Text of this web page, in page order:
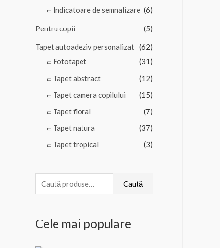
Indicatoare de semnalizare (6)
Pentru copii (5)
Tapet autoadeziv personalizat
(62)
Fototapet
(31)
Tapet abstract
(12)
Tapet camera copilului
(15)
Tapet floral
(7)
Tapet natura
(37)
Tapet tropical
(3)
a
t
Caută
Cele mai populare